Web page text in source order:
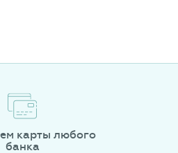
карты любого
банка